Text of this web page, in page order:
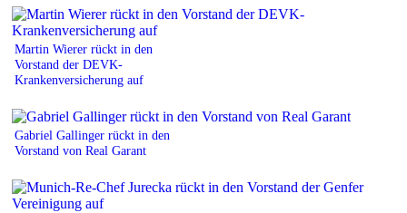
Martin Wierer rückt in den
Vorstand der DEVK-
Krankenversicherung auf
Gabriel Gallinger rückt in den
Vorstand von Real Garant